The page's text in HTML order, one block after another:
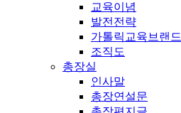
교육이념
발전전략
가톨릭교육브랜드
조직도
총장실
인사말
총장연설문